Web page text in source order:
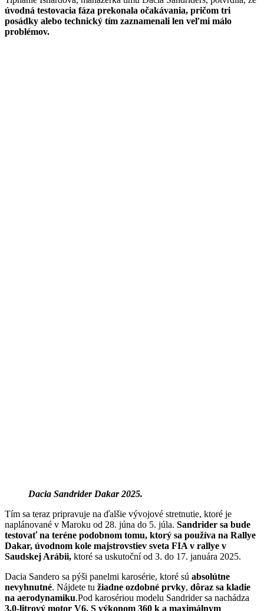
úvodná testovacia fáza prekonala očakávania, pričom tri
posádky alebo technický tím zaznamenali len veľmi málo
problémov.
Dacia Sandrider Dakar 2025.
Tím sa teraz pripravuje na ďalšie vývojové stretnutie, ktoré je
naplánované v Maroku od 28. júna do 5. júla. Sandrider sa bude
testovať na teréne podobnom tomu, ktorý sa používa na Rallye
Dakar, úvodnom kole majstrovstiev sveta FIA v rallye v
Saudskej Arábii, ktoré sa uskutoční od 3. do 17. januára 2025.
Dacia Sandero sa pýši panelmi karosérie, ktoré sú absolútne
nevyhnutné. Nájdete tu žiadne ozdobné prvky, dôraz sa kladie
na aerodynamiku.Pod karosériou modelu Sandrider sa nachádza
3,0-litrový motor V6. S výkonom 360 k a maximálnym